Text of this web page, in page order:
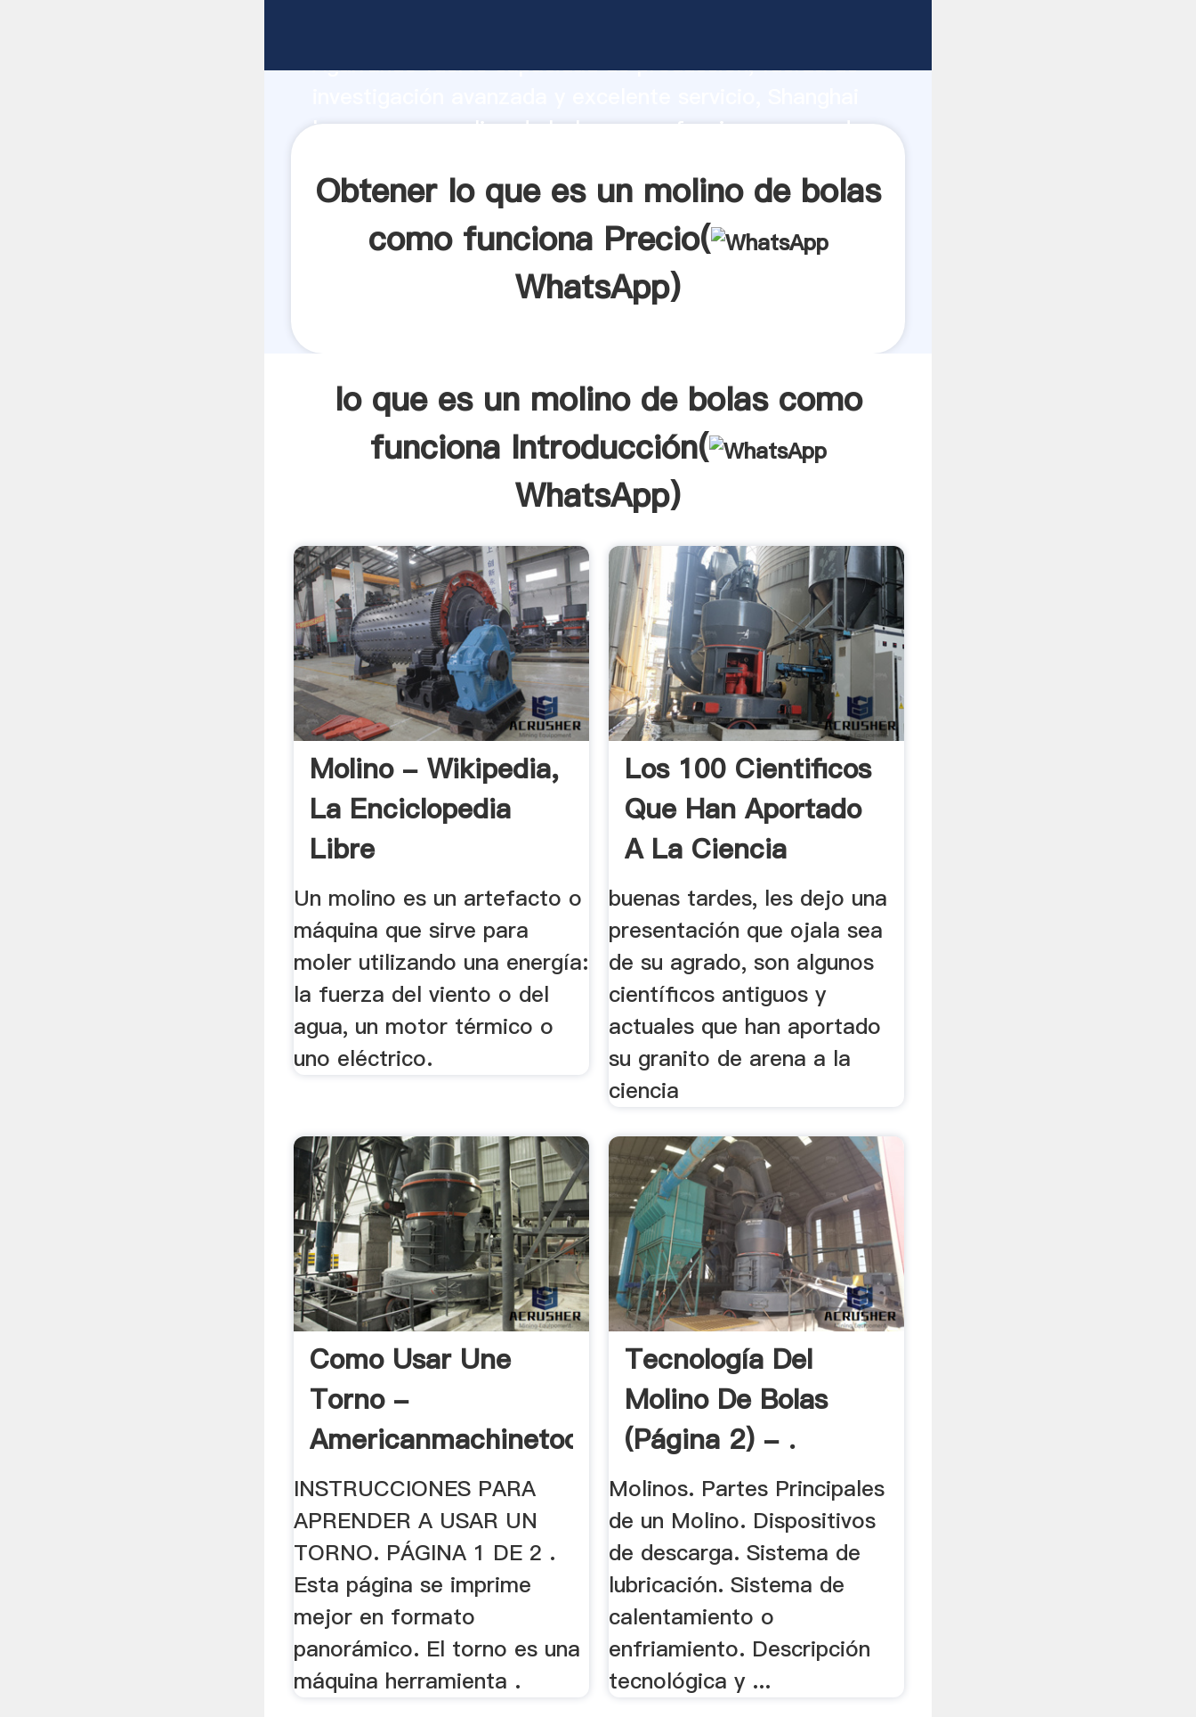
Agarrando fuerte capacidad de producción, fuerza de
lo que es un molino de bolas como funciona proveedor
Obtener lo que es un molino de bolas
como funciona Precio(
WhatsApp)
lo que es un molino de bolas como
funciona Introducción(
WhatsApp)
Molino - Wikipedia,
La Enciclopedia
Libre
Un molino es un artefacto o
máquina que sirve para
moler utilizando una energía:
la fuerza del viento o del
agua, un motor térmico o
uno eléctrico.
Los 100 Cientificos
Que Han Aportado
A La Ciencia
buenas tardes, les dejo una
presentación que ojala sea
de su agrado, son algunos
científicos antiguos y
actuales que han aportado
su granito de arena a la
ciencia
Como Usar Une
Torno -
Americanmachinetools
INSTRUCCIONES PARA
APRENDER A USAR UN
TORNO. PÁGINA 1 DE 2 .
Esta página se imprime
mejor en formato
panorámico. El torno es una
máquina herramienta .
Tecnología Del
Molino De Bolas
(página 2) - .
Molinos. Partes Principales
de un Molino. Dispositivos
de descarga. Sistema de
lubricación. Sistema de
calentamiento o
enfriamiento. Descripción
tecnológica y ...